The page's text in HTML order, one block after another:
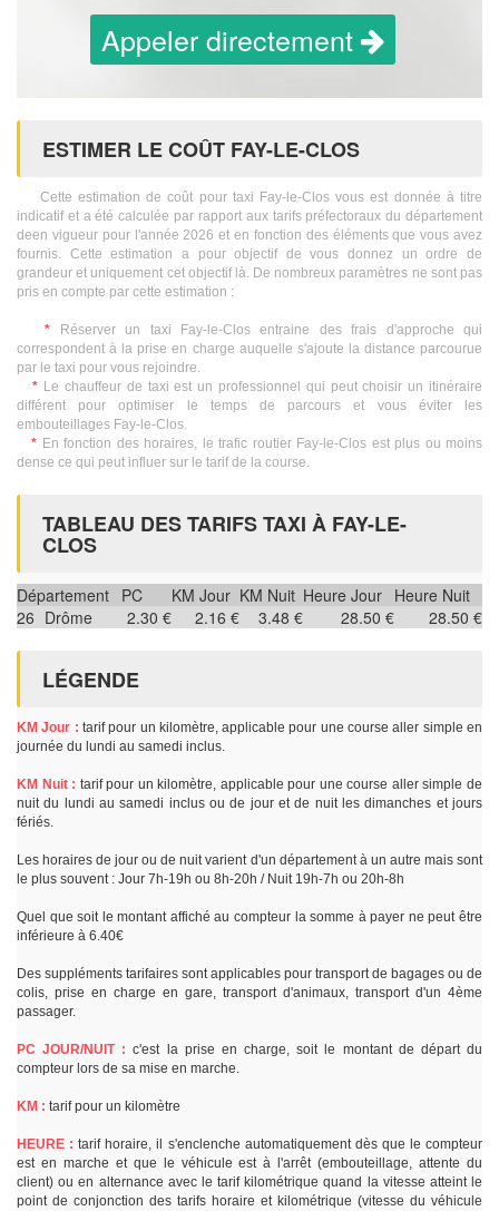
Appeler directement
ESTIMER LE COÛT FAY-LE-CLOS
Cette estimation de coût pour taxi Fay-le-Clos vous est donnée à titre
indicatif et a été calculée par rapport aux tarifs préfectoraux du département
deen vigueur pour l'année 2026 et en fonction des éléments que vous avez
fournis. Cette estimation a pour objectif de vous donnez un ordre de
grandeur et uniquement cet objectif là. De nombreux paramètres ne sont pas
pris en compte par cette estimation :
* Réserver un taxi Fay-le-Clos entraine des frais d'approche qui
correspondent à la prise en charge auquelle s'ajoute la distance parcourue
par le taxi pour vous rejoindre.
* Le chauffeur de taxi est un professionnel qui peut choisir un itinéraire
différent pour optimiser le temps de parcours et vous éviter les
embouteillages Fay-le-Clos.
* En fonction des horaires, le trafic routier Fay-le-Clos est plus ou moins
dense ce qui peut influer sur le tarif de la course.
TABLEAU DES TARIFS TAXI À FAY-LE-
CLOS
Département PC KM Jour KM Nuit Heure Jour Heure Nuit
26 Drôme 2.30 € 2.16 € 3.48 € 28.50 € 28.50 €
LÉGENDE
KM Jour : tarif pour un kilomètre, applicable pour une course aller simple en
journée du lundi au samedi inclus.
KM Nuit : tarif pour un kilomètre, applicable pour une course aller simple de
nuit du lundi au samedi inclus ou de jour et de nuit les dimanches et jours
fériés.
Les horaires de jour ou de nuit varient d'un département à un autre mais sont
le plus souvent : Jour 7h-19h ou 8h-20h / Nuit 19h-7h ou 20h-8h
Quel que soit le montant affiché au compteur la somme à payer ne peut être
inférieure à 6.40€
Des suppléments tarifaires sont applicables pour transport de bagages ou de
colis, prise en charge en gare, transport d'animaux, transport d'un 4ème
passager.
PC JOUR/NUIT : c'est la prise en charge, soit le montant de départ du
compteur lors de sa mise en marche.
KM : tarif pour un kilomètre
HEURE : tarif horaire, il s'enclenche automatiquement dès que le compteur
est en marche et que le véhicule est à l'arrêt (embouteillage, attente du
client) ou en alternance avec le tarif kilométrique quand la vitesse atteint le
point de conjonction des tarifs horaire et kilométrique (vitesse du véhicule